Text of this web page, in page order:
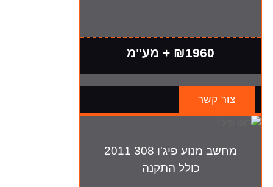
₪1960 + מע"מ
צור קשר
מחשב מנוע פיג'ו 308 2011
כולל התקנה